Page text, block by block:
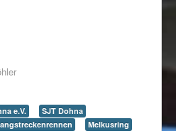
e.V.
SJT Dohna
Melkusring